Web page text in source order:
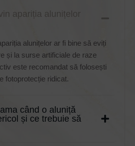
apariția alunițelor
alunițelor ar fi bine să eviți
și la surse artificiale de raze
este recomandat să folosești
fotoprotecție ridicat.
când o aluniță
și ce trebuie să